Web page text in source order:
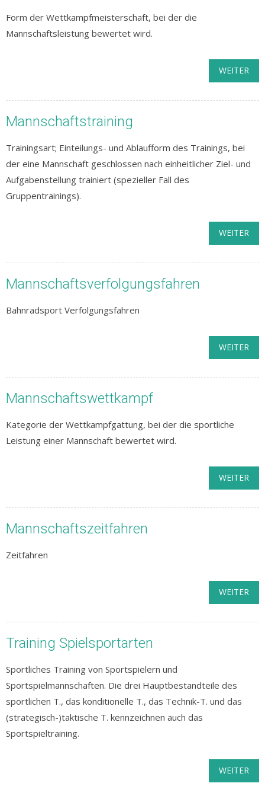
Form der Wettkampfmeisterschaft, bei der die
Mannschaftsleistung bewertet wird.
WEITER
Mannschaftstraining
Trainingsart; Einteilungs- und Ablaufform des Trainings, bei
der eine Mannschaft geschlossen nach einheitlicher Ziel- und
Aufgabenstellung trainiert (spezieller Fall des
Gruppentrainings).
WEITER
Mannschaftsverfolgungsfahren
Bahnradsport Verfolgungsfahren
WEITER
Mannschaftswettkampf
Kategorie der Wettkampfgattung, bei der die sportliche
Leistung einer Mannschaft bewertet wird.
WEITER
Mannschaftszeitfahren
Zeitfahren
WEITER
Training Spielsportarten
Sportliches Training von Sportspielern und
Sportspielmannschaften. Die drei Hauptbestandteile des
sportlichen T., das konditionelle T., das Technik-T. und das
(strategisch-)taktische T. kennzeichnen auch das
Sportspieltraining.
WEITER